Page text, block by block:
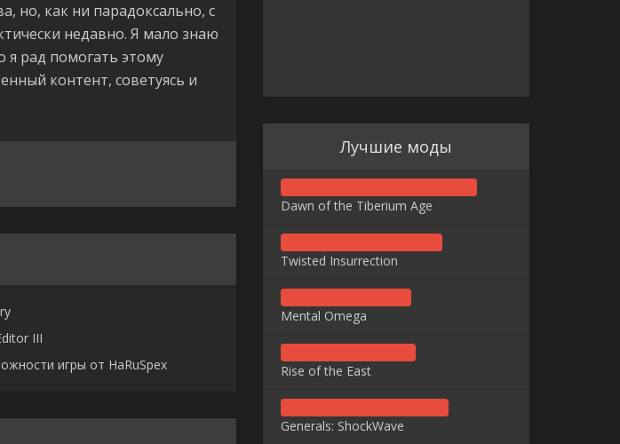
но, как ни парадоксально, с
недавно. Я мало знаю
я рад помогать этому
контент, советуясь и
III
игры от HaRuSpex
Лучшие моды
Dawn of the Tiberium Age
Twisted Insurrection
Mental Omega
Rise of the East
Generals: ShockWave